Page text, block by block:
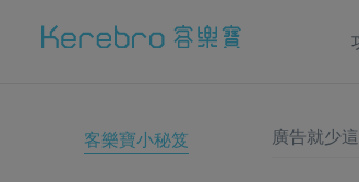
客樂寶小秘笈 廣告就少